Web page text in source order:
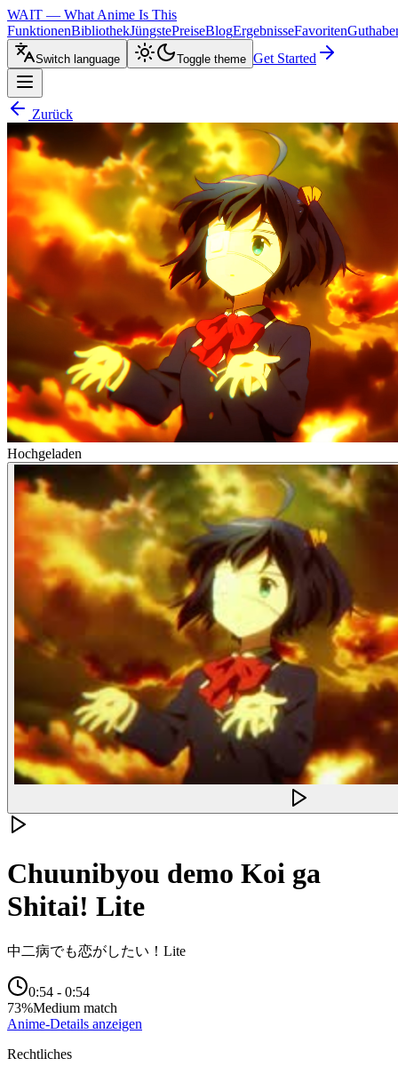
WAIT — What Anime Is This
FunktionenBibliothekJüngstePreiseBlogErgebnisseFavoriten
Switch language Toggle theme Get Started
Zurück
Hochgeladen
Chuunibyou demo Koi ga
Shitai! Lite
中二病でも恋がしたい！Lite
0:54 - 0:54
73%Medium match
Anime-Details anzeigen
Rechtliches